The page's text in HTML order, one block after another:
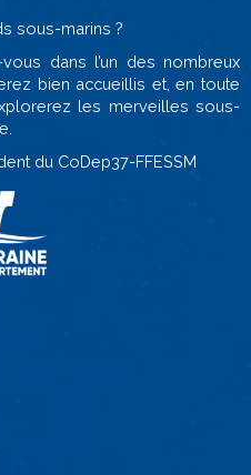
sous-marins ?
dans l’un des nombreux
bien accueillis et, en toute
les merveilles sous-
du CoDep37-FFESSM